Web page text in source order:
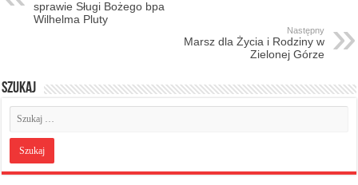
sprawie Sługi Bożego bpa
Wilhelma Pluty
Następny
Marsz dla Życia i Rodziny w
Zielonej Górze
Szukaj